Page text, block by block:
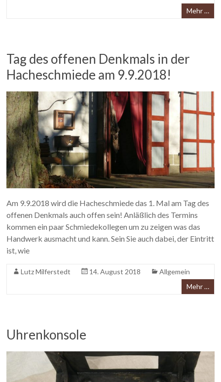
Mehr …
Tag des offenen Denkmals in der
Hacheschmiede am 9.9.2018!
Am 9.9.2018 wird die Hacheschmiede das 1. Mal am Tag des
offenen Denkmals auch offen sein! Anläßlich des Termins
kommen ein paar Schmiedekollegen um zu zeigen was das
Handwerk ausmacht und kann. Sein Sie auch dabei, der Eintritt
ist, wie
Lutz Milferstedt 14. August 2018
Allgemein
Mehr …
Uhrenkonsole